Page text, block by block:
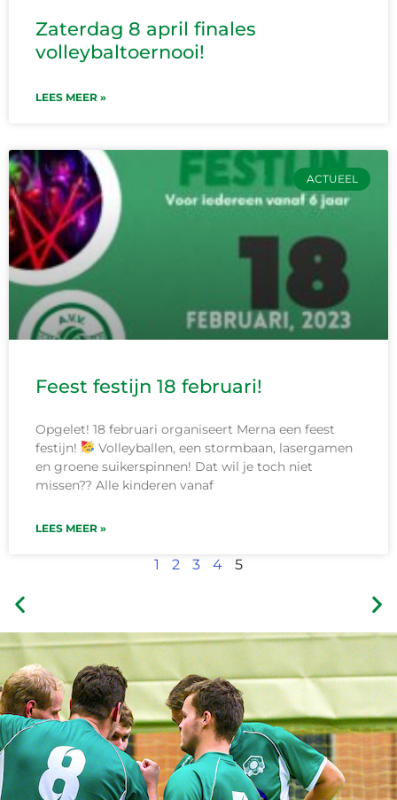
Zaterdag 8 april finales
volleybaltoernooi!
LEES MEER »
ACTUEEL
Feest festijn 18 februari!
Opgelet! 18 februari organiseert Merna een feest
festijn!
Volleyballen, een stormbaan, lasergamen
en groene suikerspinnen! Dat wil je toch niet
missen?? Alle kinderen vanaf
LEES MEER »
1 2 3 4 5